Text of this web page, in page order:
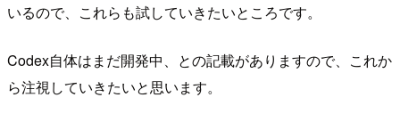
いるので、これらも試していきたいところです。
Codex自体はまだ開発中、との記載がありますので、これか
ら注視していきたいと思います。